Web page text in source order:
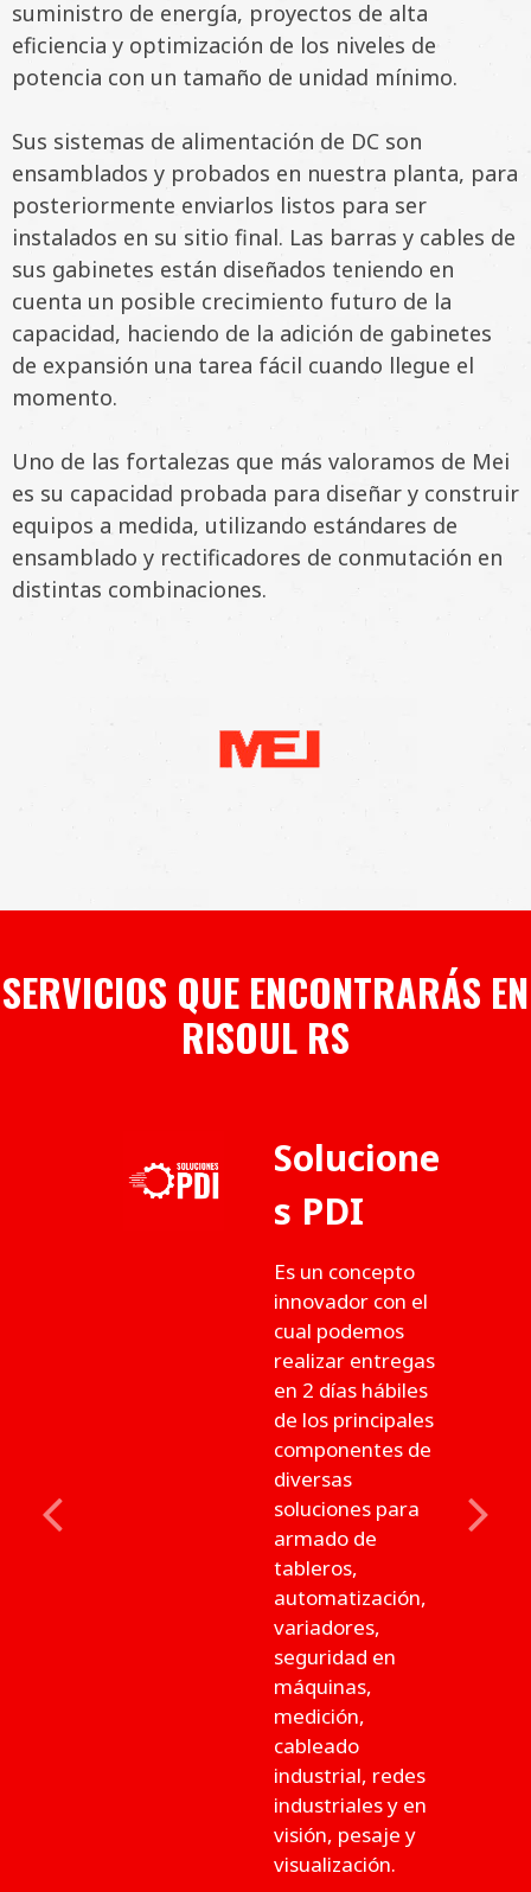
suministro de energía, proyectos de alta
eficiencia y optimización de los niveles de
potencia con un tamaño de unidad mínimo.
Sus sistemas de alimentación de DC son
ensamblados y probados en nuestra planta, para
posteriormente enviarlos listos para ser
instalados en su sitio final. Las barras y cables de
sus gabinetes están diseñados teniendo en
cuenta un posible crecimiento futuro de la
capacidad, haciendo de la adición de gabinetes
de expansión una tarea fácil cuando llegue el
momento.
Uno de las fortalezas que más valoramos de Mei
es su capacidad probada para diseñar y construir
equipos a medida, utilizando estándares de
ensamblado y rectificadores de conmutación en
distintas combinaciones.
SERVICIOS QUE ENCONTRARÁS EN
RISOUL RS
Solucione
s PDI
Es un concepto
innovador con el
cual podemos
realizar entregas
en 2 días hábiles
de los principales
componentes de
diversas
soluciones para
armado de
tableros,
automatización,
variadores,
seguridad en
máquinas,
medición,
cableado
industrial, redes
industriales y en
visión, pesaje y
visualización.
Previous Next